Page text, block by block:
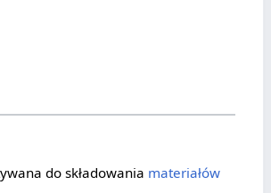
do składowania materiałów